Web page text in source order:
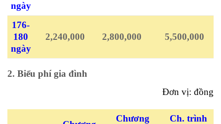
ngày
176-
180
ngày
2,240,000 2,800,000 5,500,000
2. Biểu phí gia đình
Đơn vị: đồng
Chương Ch. trình